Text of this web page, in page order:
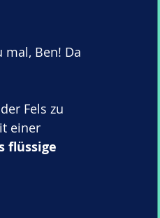
mal, Ben! Da
Fels zu
einer
flüssige